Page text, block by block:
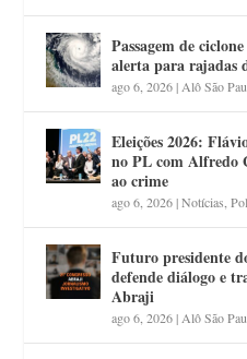
Passagem de
alerta para rajadas
ago 6, 2026| Alô São
Eleições 2026:
no PL com Alfredo
ao crime
ago 6, 2026|Notícias ,
Futuro presidente
defende diálogo e
Abraji
ago 6, 2026| Alô São